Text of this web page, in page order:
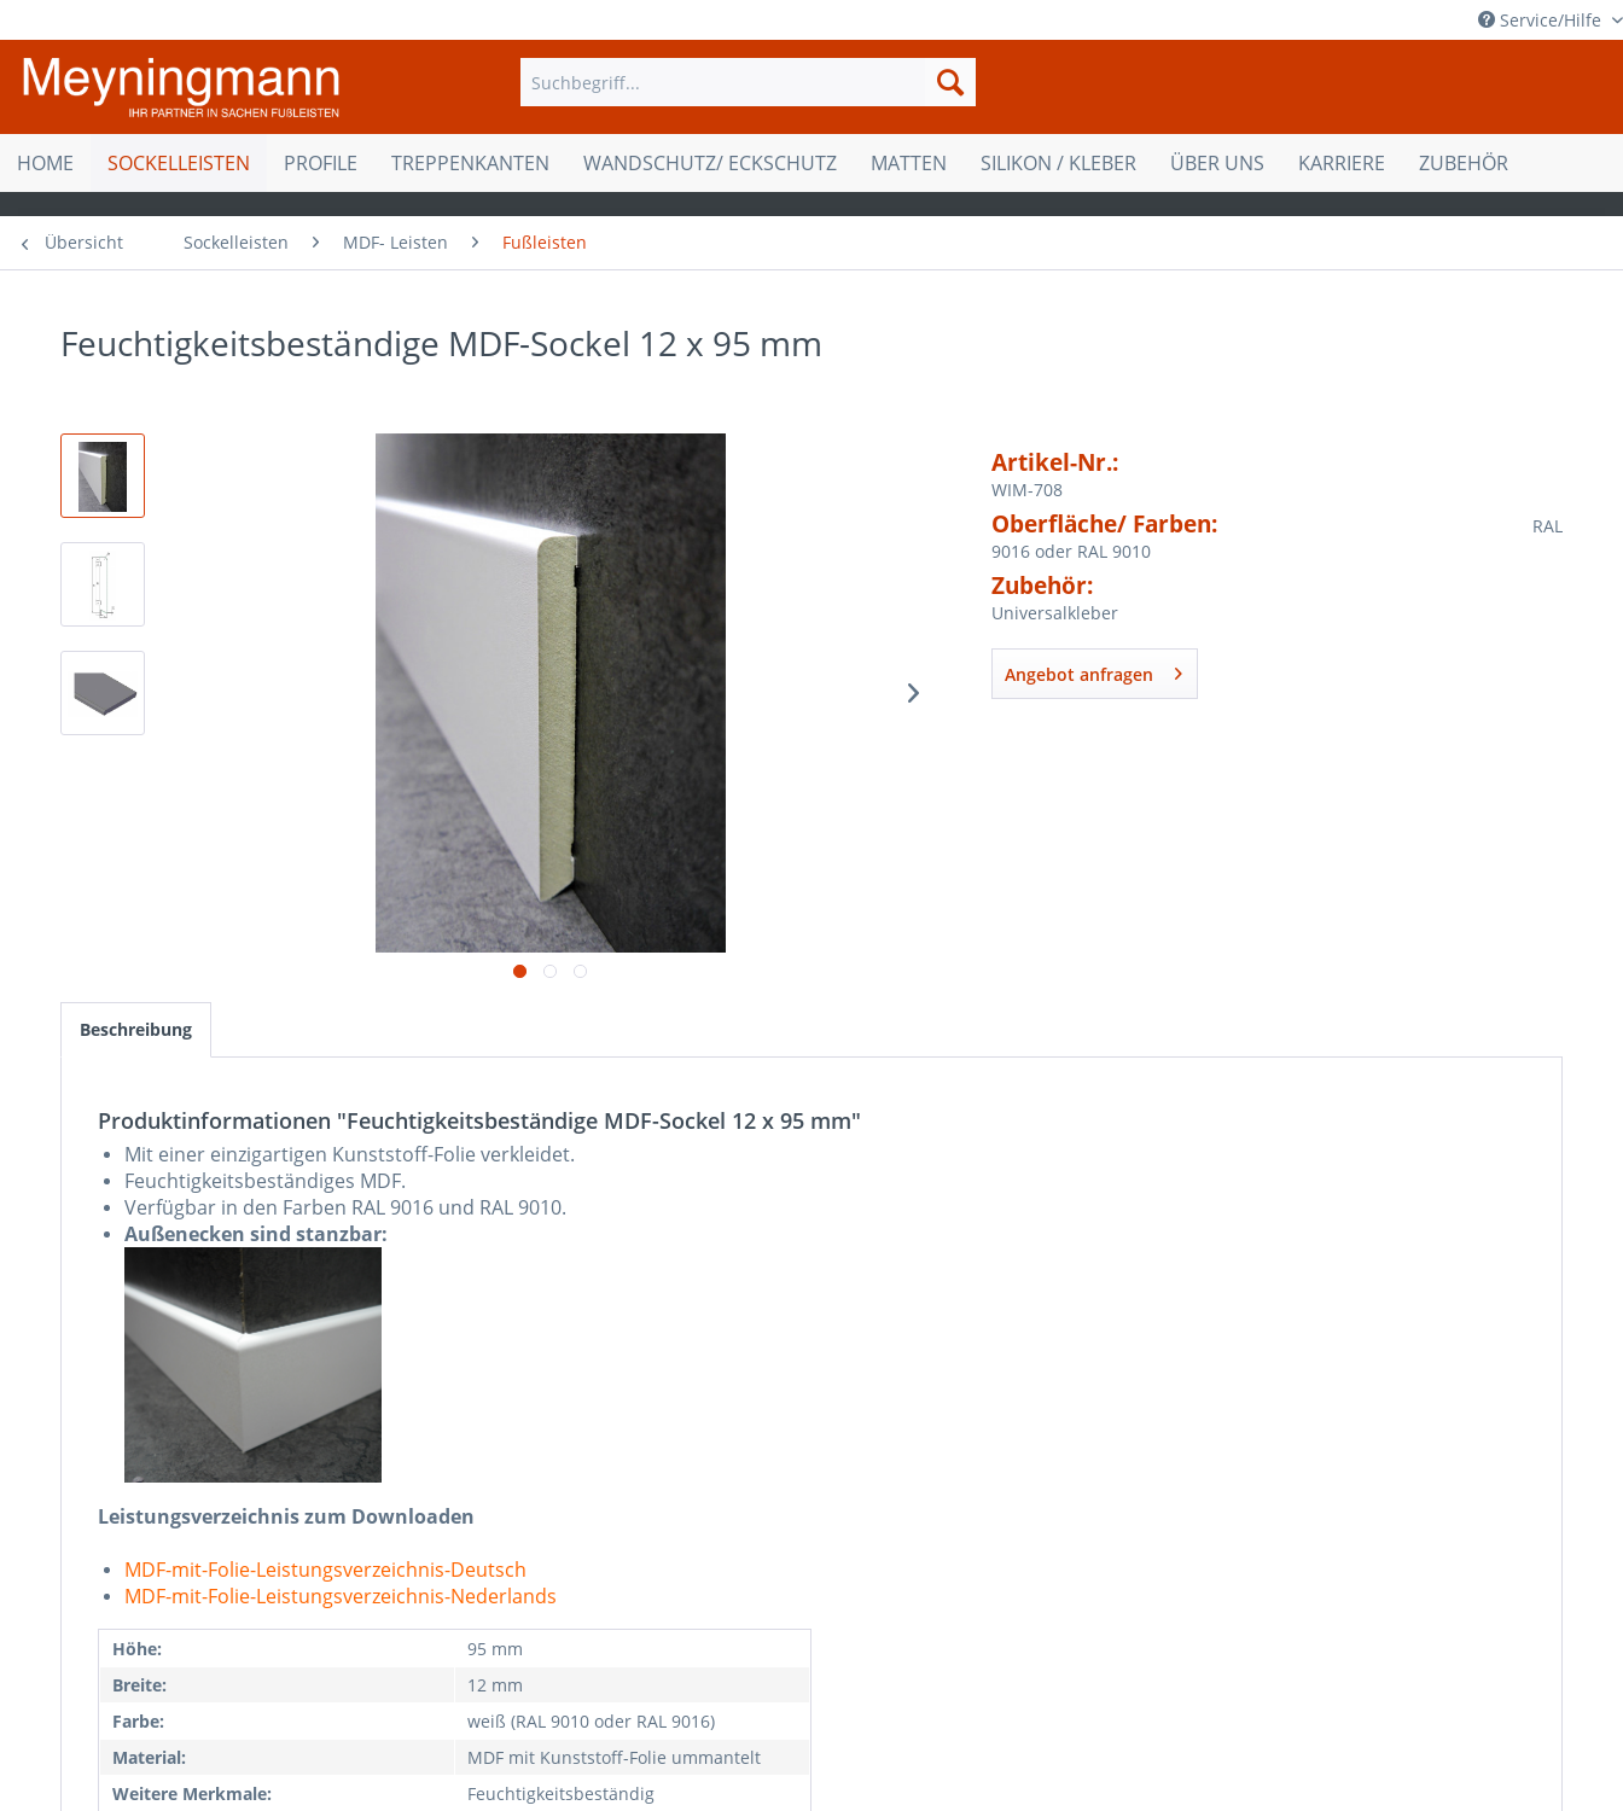
Service/Hilfe
HOME SOCKELLEISTEN PROFILE TREPPENKANTEN WANDSCHUTZ/ ECKSCHUTZ MATTEN SILIKON / KLEBER ÜBER UNS KARRIERE ZUBEHÖR
Übersicht Sockelleisten MDF- Leisten Fußleisten
Feuchtigkeitsbeständige MDF-Sockel 12 x 95 mm
Artikel-Nr.:
WIM-708
Oberfläche/ Farben:
RAL
9016 oder RAL 9010
Zubehör:
Universalkleber
Angebot anfragen
Beschreibung
Produktinformationen "Feuchtigkeitsbeständige MDF-Sockel 12 x 95 mm"
Mit einer einzigartigen Kunststoff-Folie verkleidet.
Feuchtigkeitsbeständiges MDF.
Verfügbar in den Farben RAL 9016 und RAL 9010.
Außenecken sind stanzbar:
Leistungsverzeichnis zum Downloaden
MDF-mit-Folie-Leistungsverzeichnis-Deutsch
MDF-mit-Folie-Leistungsverzeichnis-Nederlands
Höhe:
95 mm
Breite:
12 mm
Farbe:
weiß (RAL 9010 oder RAL 9016)
Material:
MDF mit Kunststoff-Folie ummantelt
Weitere Merkmale:
Feuchtigkeitsbeständig